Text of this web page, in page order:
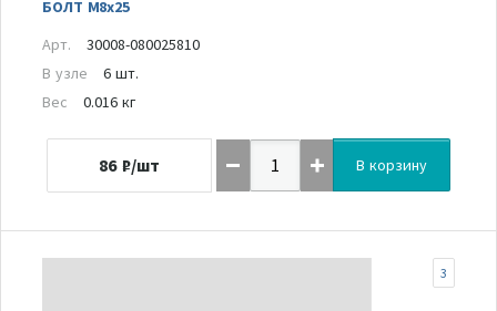
БОЛТ M8x25
Арт.
30008-080025810
В узле
6 шт.
Вес
0.016 кг
86 ₽/шт В корзину
3